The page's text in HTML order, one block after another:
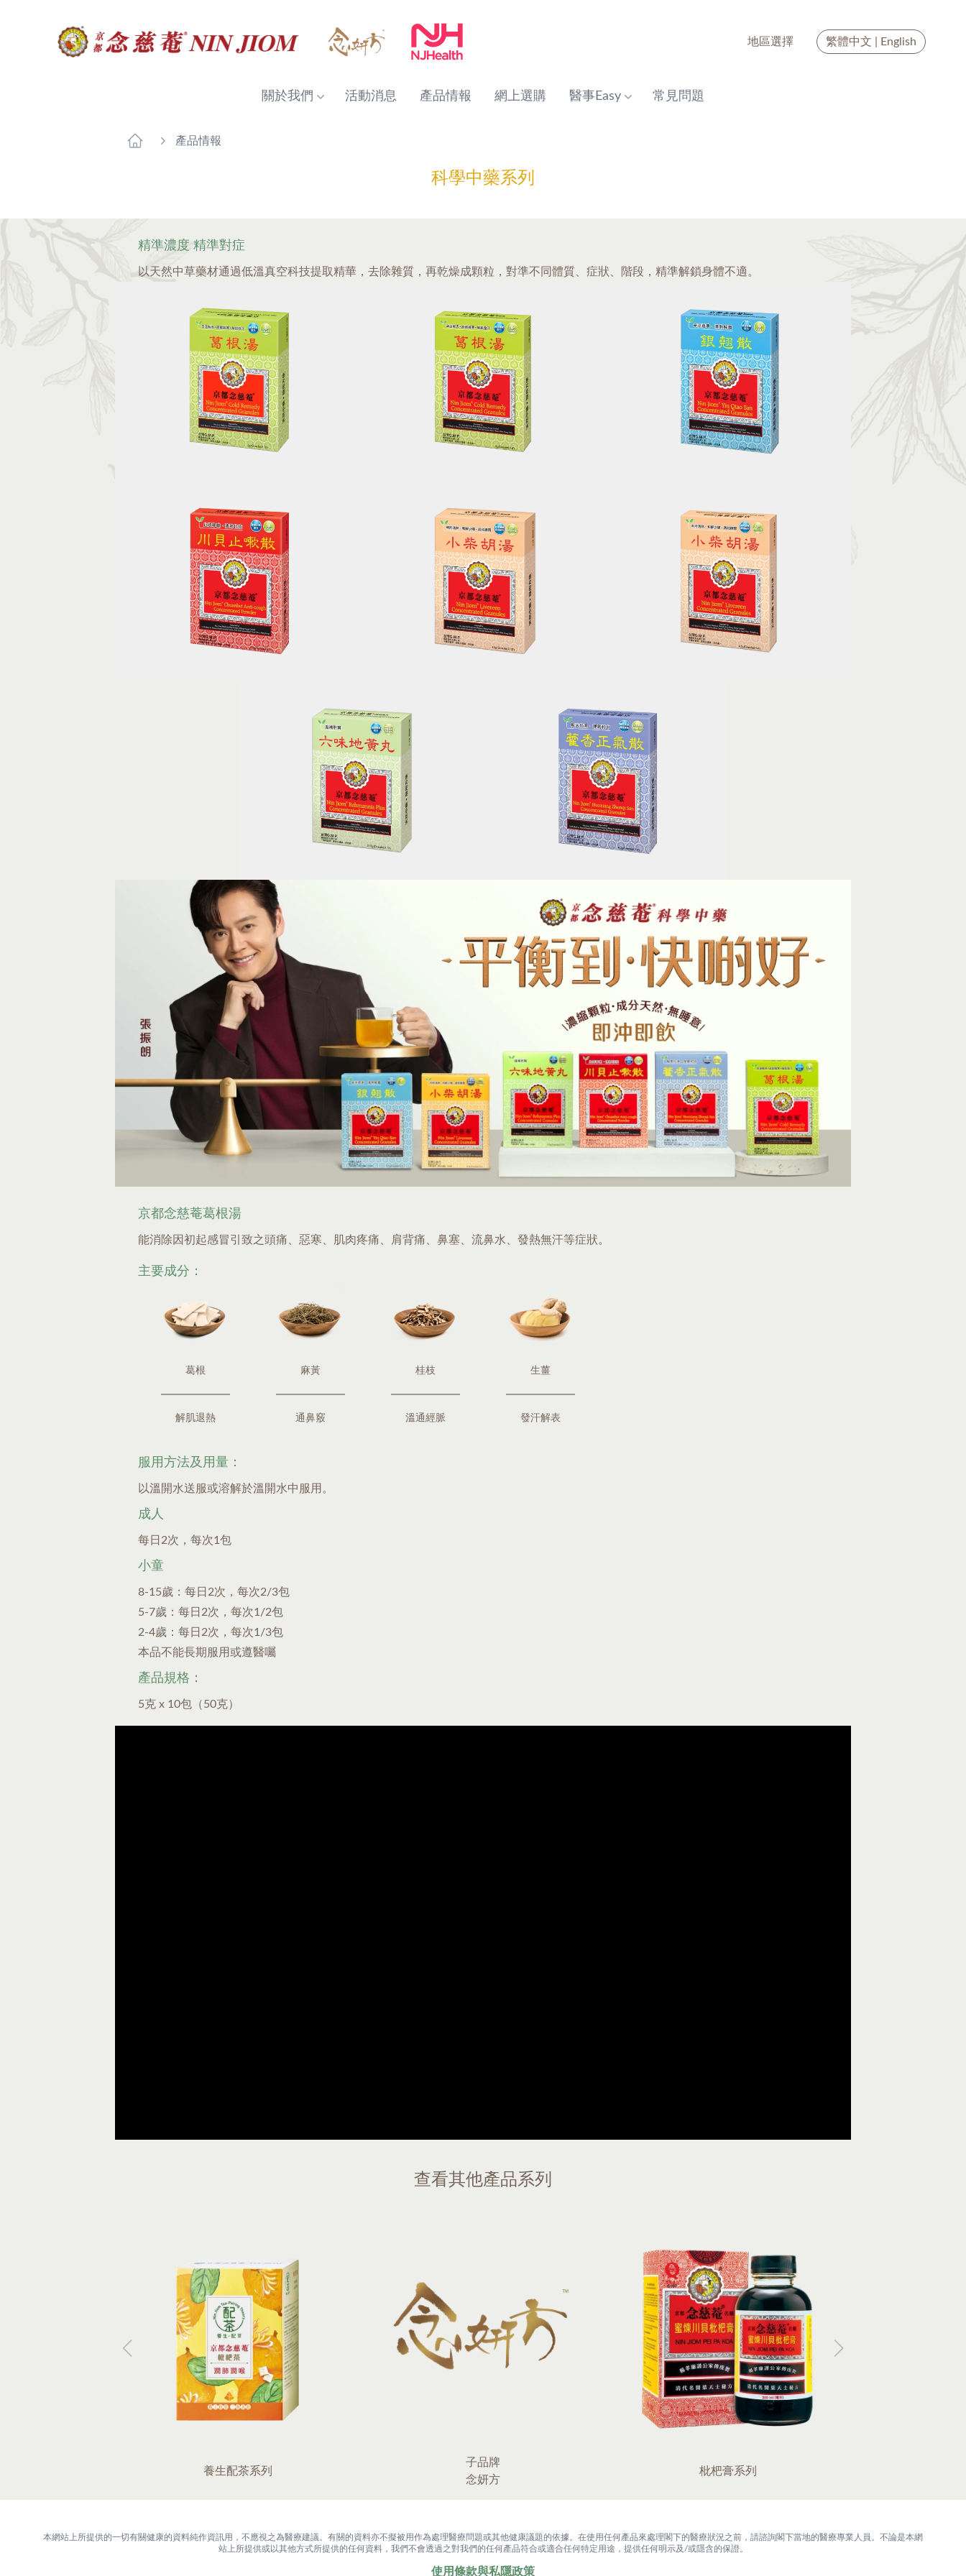
地區選擇 繁體中文 English
關於我們 活動消息 產品情報 網上選購 醫事Easy 常見問題
產品情報
科學中藥系列
精準濃度 精準對症
以天然中草藥材通過低溫真空科技提取精華，去除雜質，再乾燥成顆粒，對準不同體質、症狀、階段，精準解鎖身體不適。
京都念慈菴葛根湯
能消除因初起感冒引致之頭痛、惡寒、肌肉疼痛、肩背痛、鼻塞、流鼻水、發熱無汗等症狀。
主要成分：
葛根
解肌退熱
麻黃
通鼻竅
桂枝
溫通經脈
生薑
發汗解表
服用方法及用量：
以溫開水送服或溶解於溫開水中服用。
成人
每日2次，每次1包
小童
8-15歲：每日2次，每次2/3包
5-7歲：每日2次，每次1/2包
2-4歲：每日2次，每次1/3包
本品不能長期服用或遵醫囑
產品規格：
5克 x 10包（50克）
查看其他產品系列
養生配茶系列
子品牌
念妍方
枇杷膏系列
本網站上所提供的一切有關健康的資料純作資訊用，不應視之為醫療建議。有關的資料亦不擬被用作為處理醫療問題或其他健康議題的依據。在使用任何產品來處理閣下的醫療狀況之前，請諮詢閣下當地的醫療專業人員。不論是本網
站上所提供或以其他方式所提供的任何資料，我們不會透過之對我們的任何產品符合或適合任何特定用途，提供任何明示及/或隱含的保證。
使用條款與私隱政策